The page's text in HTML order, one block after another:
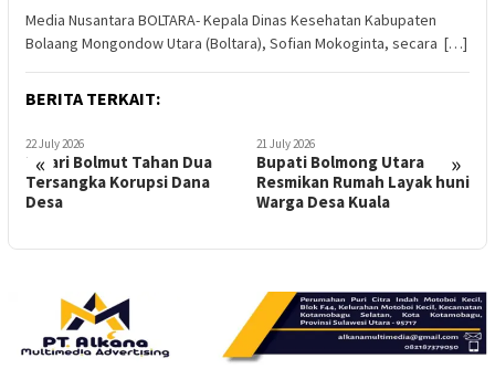
Media Nusantara BOLTARA- Kepala Dinas Kesehatan Kabupaten
Bolaang Mongondow Utara (Boltara), Sofian Mokoginta, secara […]
BERITA TERKAIT:
« »
21 July 2026
Bupati Bolmong Utara
Resmikan Rumah Layak huni
Warga Desa Kuala
21 July 2026
Perkuat Pelayanan Publik
Kapolres Bolmut Pimpin
Sertijab Pejabat